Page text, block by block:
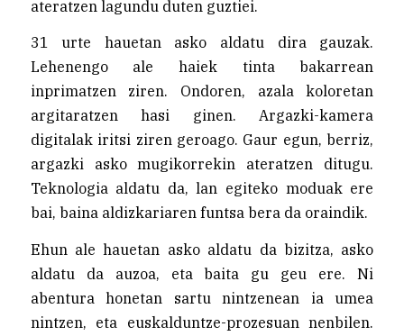
ateratzen lagundu duten guztiei.
31 urte hauetan asko aldatu dira gauzak.
Lehenengo ale haiek tinta bakarrean
inprimatzen ziren. Ondoren, azala koloretan
argitaratzen hasi ginen. Argazki-kamera
digitalak iritsi ziren geroago. Gaur egun, berriz,
argazki asko mugikorrekin ateratzen ditugu.
Teknologia aldatu da, lan egiteko moduak ere
bai, baina aldizkariaren funtsa bera da oraindik.
Ehun ale hauetan asko aldatu da bizitza, asko
aldatu da auzoa, eta baita gu geu ere. Ni
abentura honetan sartu nintzenean ia umea
nintzen, eta euskalduntze-prozesuan nenbilen.